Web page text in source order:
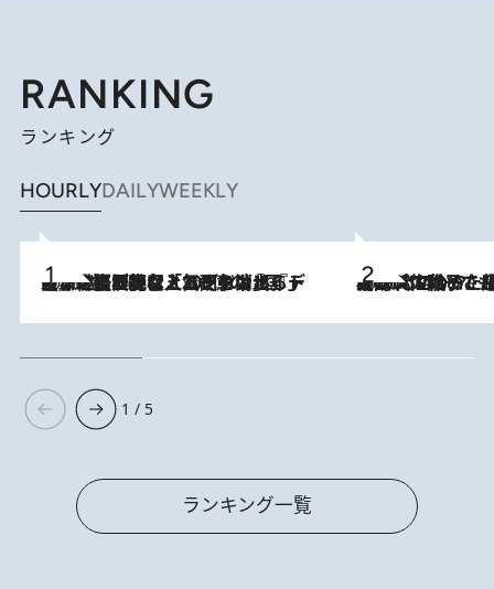
RANKING
ランキング
HOURLYDAILYWEEKLY
2026.8.5
【なぜ吉沢亮は「気配を消せる」のか？】興行収入208億の『国宝』を経て挑むミュージカル『ディア・エヴァン・ハンセン』。トップ俳優が舞台上でさらけ出した“孤独”とは 2026.8.5
【阿川佐和子さんの年とる力】なぜ70代で始めた趣味は“こんなに楽しい”のか？ ピアノ、俳句…スランプに陥っても続けられる“ある秘訣”とは
1 / 5
ランキング一覧